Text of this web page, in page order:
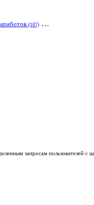
(107)…
запросам пользователей с